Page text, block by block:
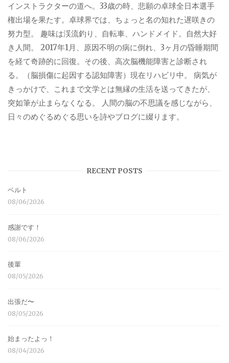
インストラクターの道へ。33歳の時、悲願の卓球全日本選手
権出場を果たす。卓球界では、ちょっと名の知れた遅咲きの
努力型。 趣味は渓流釣り、自転車、ハンドメイド。自然大好
き人間。 2017年1月、原因不明の病に倒れ、3ヶ月の昏睡期間
を経て奇跡的に回復。その後、高次脳機能障害と診断され
る。（脳損傷に起因する認知障害）現在リハビリ中。 病気が
きっかけで、これまで文学とは無縁の生活を送ってきたが、
突如筆が止まらなくなる。 人間の脳の不思議を感じながら、
日々のめぐるめぐる思いを詩やブログに綴ります。
RECENT POSTS
ベルト
08/06/2026
感謝です！
08/06/2026
後輩
08/05/2026
出張だ〜
08/05/2026
始まったよっ！
08/04/2026